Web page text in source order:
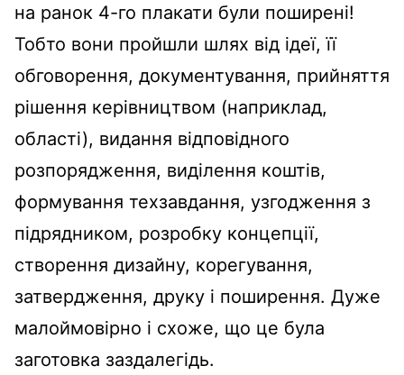
на ранок 4-го плакати були поширені!
Тобто вони пройшли шлях від ідеї, її
обговорення, документування, прийняття
рішення керівництвом (наприклад,
області), видання відповідного
розпорядження, виділення коштів,
формування техзавдання, узгодження з
підрядником, розробку концепції,
створення дизайну, корегування,
затвердження, друку і поширення. Дуже
малоймовірно і схоже, що це була
заготовка заздалегідь.